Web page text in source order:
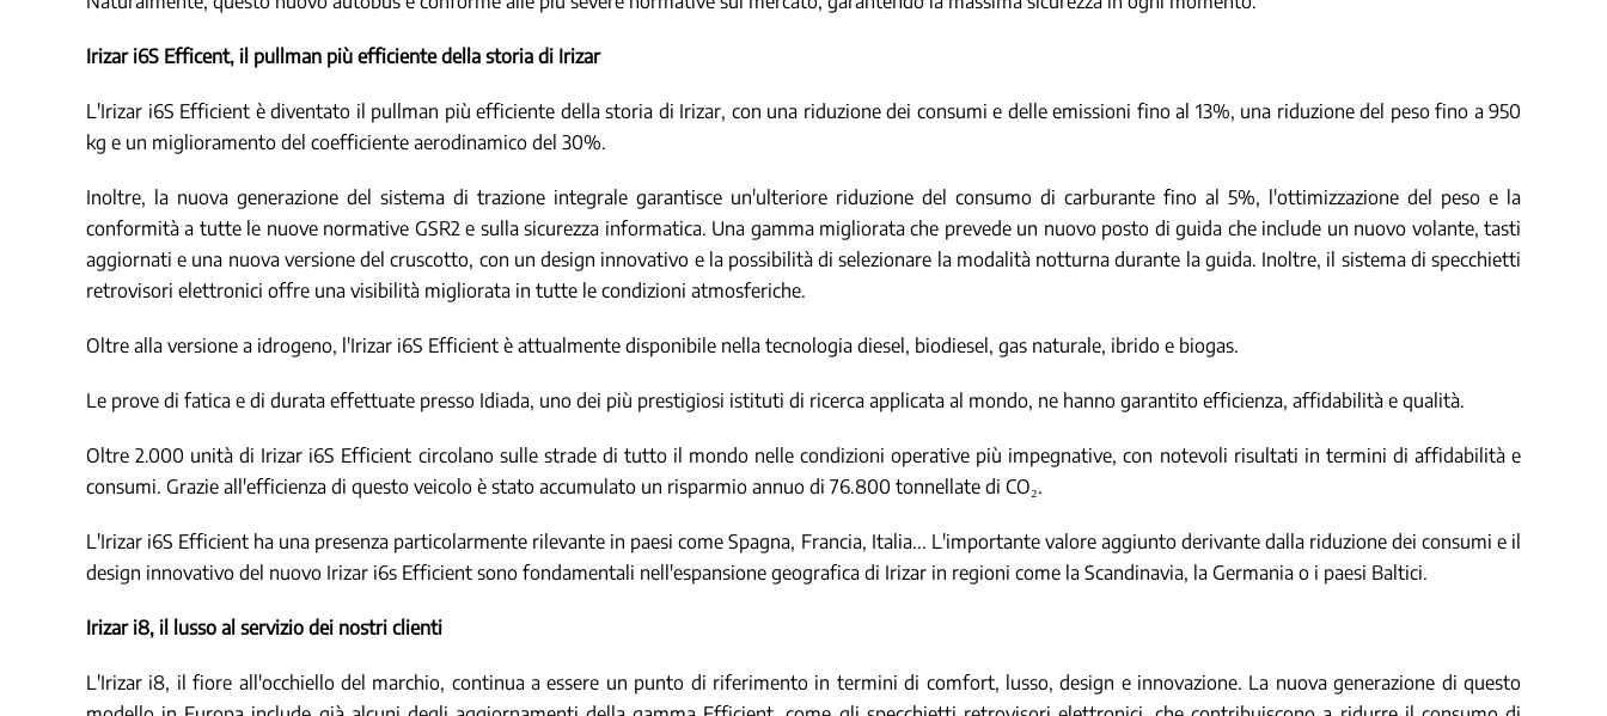
Irizar i6S Efficent, il pullman più efficiente della storia di Irizar
L'Irizar i6S Efficient è diventato il pullman più efficiente della storia di Irizar, con una riduzione dei consumi e delle emissioni fino al 13%, una riduzione del peso fino a 950
kg e un miglioramento del coefficiente aerodinamico del 30%.
Inoltre, la nuova generazione del sistema di trazione integrale garantisce un'ulteriore riduzione del consumo di carburante fino al 5%, l'ottimizzazione del peso e la
conformità a tutte le nuove normative GSR2 e sulla sicurezza informatica. Una gamma migliorata che prevede un nuovo posto di guida che include un nuovo volante, tasti
aggiornati e una nuova versione del cruscotto, con un design innovativo e la possibilità di selezionare la modalità notturna durante la guida. Inoltre, il sistema di specchietti
retrovisori elettronici offre una visibilità migliorata in tutte le condizioni atmosferiche.
Oltre alla versione a idrogeno, l'Irizar i6S Efficient è attualmente disponibile nella tecnologia diesel, biodiesel, gas naturale, ibrido e biogas.
Le prove di fatica e di durata effettuate presso Idiada, uno dei più prestigiosi istituti di ricerca applicata al mondo, ne hanno garantito efficienza, affidabilità e qualità.
Oltre 2.000 unità di Irizar i6S Efficient circolano sulle strade di tutto il mondo nelle condizioni operative più impegnative, con notevoli risultati in termini di affidabilità e
consumi. Grazie all'efficienza di questo veicolo è stato accumulato un risparmio annuo di 76.800 tonnellate di CO₂.
L'Irizar i6S Efficient ha una presenza particolarmente rilevante in paesi come Spagna, Francia, Italia... L'importante valore aggiunto derivante dalla riduzione dei consumi e il
design innovativo del nuovo Irizar i6s Efficient sono fondamentali nell'espansione geografica di Irizar in regioni come la Scandinavia, la Germania o i paesi Baltici.
Irizar i8, il lusso al servizio dei nostri clienti
L'Irizar i8, il fiore all'occhiello del marchio, continua a essere un punto di riferimento in termini di comfort, lusso, design e innovazione. La nuova generazione di questo